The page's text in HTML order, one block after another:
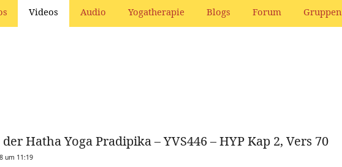
Videos Audio Yogatherapie Blogs Forum Gruppen
Hatha Yoga Pradipika – YVS446 – HYP Kap 2, Vers 70
um 11:19